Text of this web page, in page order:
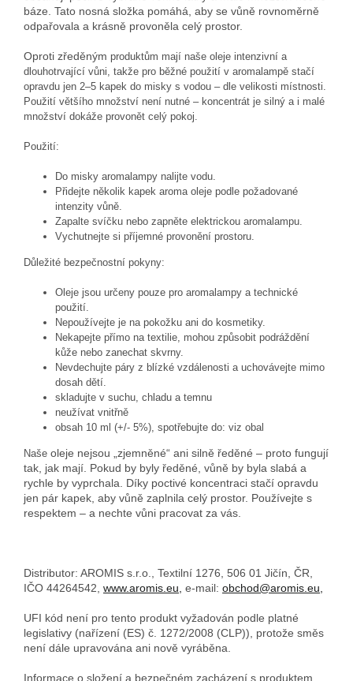
báze. Tato nosná složka pomáhá, aby se vůně rovnoměrně
odpařovala a krásně provoněla celý prostor.
Oproti zředěným produktům mají naše oleje intenzivní a
dlouhotrvající vůni, takže pro běžné použití v aromalampě stačí
opravdu jen 2–5 kapek do misky s vodou – dle velikosti místnosti.
Použití většího množství není nutné – koncentrát je silný a i malé
množství dokáže provonět celý pokoj.
Použití:
Do misky aromalampy nalijte vodu.
Přidejte několik kapek aroma oleje podle požadované
intenzity vůně.
Zapalte svíčku nebo zapněte elektrickou aromalampu.
Vychutnejte si příjemné provonění prostoru.
Důležité bezpečnostní pokyny:
Oleje jsou určeny pouze pro aromalampy a technické
použití.
Nepoužívejte je na pokožku ani do kosmetiky.
Nekapejte přímo na textilie, mohou způsobit podráždění
kůže nebo zanechat skvrny.
Nevdechujte páry z blízké vzdálenosti a uchovávejte mimo
dosah dětí.
skladujte v suchu, chladu a temnu
neužívat vnitřně
obsah 10 ml (+/- 5%), spotřebujte do: viz obal
Naše oleje nejsou „zjemněné“ ani silně ředěné – proto fungují
tak, jak mají. Pokud by byly ředěné, vůně by byla slabá a
rychle by vyprchala. Díky poctivé koncentraci stačí opravdu
jen pár kapek, aby vůně zaplnila celý prostor. Používejte s
respektem – a nechte vůni pracovat za vás.
Distributor: AROMIS s.r.o., Textilní 1276, 506 01 Jičín, ČR,
IČO 44264542, www.aromis.eu, e-mail: obchod@aromis.eu,
UFI kód není pro tento produkt vyžadován podle platné
legislativy (nařízení (ES) č. 1272/2008 (CLP)), protože směs
není dále upravována ani nově vyráběna.
Informace o složení a bezpečném zacházení s produktem